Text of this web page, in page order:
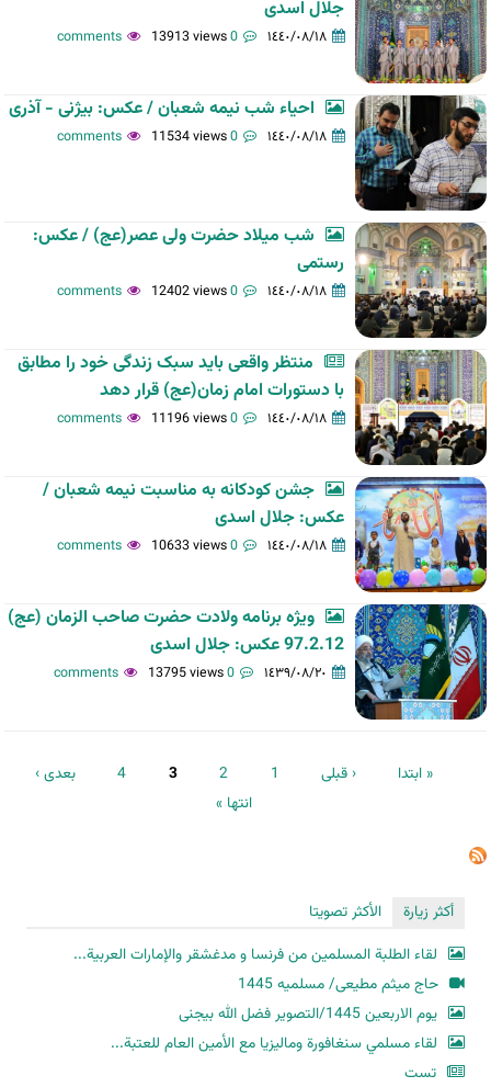
جلال اسدی
١٤٤٠/٠٨/١٨ 0 comments
13913 views
احیاء شب نیمه شعبان / عکس: بیژنی - آذری
١٤٤٠/٠٨/١٨ 0 comments
11534 views
شب میلاد حضرت ولی عصر(عج) / عکس:
رستمی
١٤٤٠/٠٨/١٨ 0 comments
12402 views
منتظر واقعی باید سبک زندگی خود را مطابق
با دستورات امام زمان(عج) قرار دهد
١٤٤٠/٠٨/١٨ 0 comments
11196 views
جشن کودکانه به مناسبت نیمه شعبان /
عکس: جلال اسدی
١٤٤٠/٠٨/١٨ 0 comments
10633 views
ویژه برنامه ولادت حضرت صاحب الزمان (عج)
97.2.12 عکس: جلال اسدی
١٤٣٩/٠٨/٢٠ 0 comments
13795 views
الصفحات« ابتدا ‹ قبلی 1
2
3
4
بعدی ›
انتها »
أكثر زيارة
الأكثر تصويتا
لقاء الطلبة المسلمين من فرنسا و مدغشقر والإمارات العربية...
حاج میثم مطیعی/ مسلمیه 1445
یوم الاربعین 1445/التصویر فضل الله بیجنی
لقاء مسلمي سنغافورة وماليزيا مع الأمين العام للعتبة...
تست